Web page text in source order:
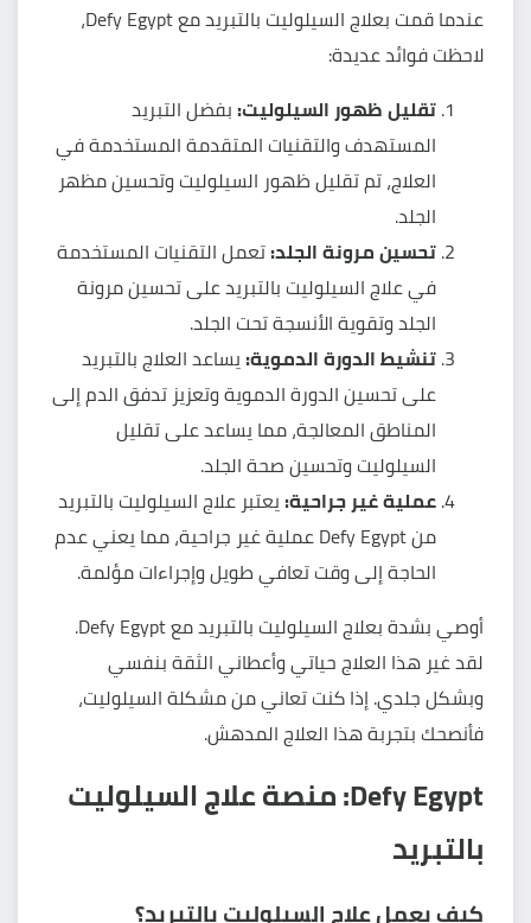
عندما قمت بعلاج السيلوليت بالتبريد مع Defy Egypt،
لاحظت فوائد عديدة:
تقليل ظهور السيلوليت: بفضل التبريد
المستهدف والتقنيات المتقدمة المستخدمة في
العلاج، تم تقليل ظهور السيلوليت وتحسين مظهر
الجلد.
تحسين مرونة الجلد:تعمل التقنيات المستخدمة
في علاج السيلوليت بالتبريد على تحسين مرونة
الجلد وتقوية الأنسجة تحت الجلد.
تنشيط الدورة الدموية:يساعد العلاج بالتبريد
على تحسين الدورة الدموية وتعزيز تدفق الدم إلى
المناطق المعالجة، مما يساعد على تقليل
السيلوليت وتحسين صحة الجلد.
عملية غير جراحية:يعتبر علاج السيلوليت بالتبريد
من Defy Egypt عملية غير جراحية، مما يعني عدم
الحاجة إلى وقت تعافي طويل وإجراءات مؤلمة.
أوصي بشدة بعلاج السيلوليت بالتبريد مع Defy Egypt.
لقد غير هذا العلاج حياتي وأعطاني الثقة بنفسي
وبشكل جلدي. إذا كنت تعاني من مشكلة السيلوليت،
فأنصحك بتجربة هذا العلاج المدهش.
Defy Egypt: منصة علاج السيلوليت
بالتبريد
كيف يعمل علاج السيلوليت بالتبريد؟